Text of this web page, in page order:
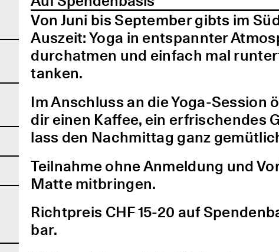
Von Juni bis September gibts im
Auszeit: Yoga in entspannter
durchatmen und einfach mal
tanken.
Im Anschluss an die Yoga-Session
dir einen Kaffee, ein erfrischendes
lass den Nachmittag ganz
Teilnahme ohne Anmeldung und
Matte mitbringen.
Richtpreis CHF 15-20 auf
bar.